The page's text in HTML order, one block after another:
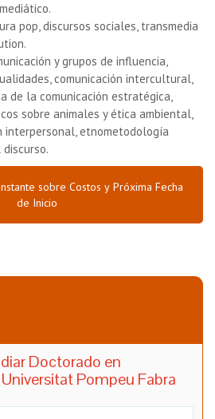
pop, discursos sociales, transmedia
y grupos de influencia,
comunicación intercultural,
de la comunicación estratégica,
sobre animales y ética ambiental,
interpersonal, etnometodología
sobre Costos y Próxima Fecha
de Inicio
Doctorado en
Pompeu Fabra